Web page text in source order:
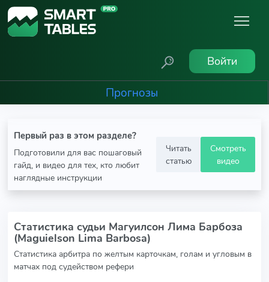
Войти
Прогнозы
Первый раз в этом разделе?
Подготовили для вас пошаговый
гайд, и видео для тех, кто любит
наглядные инструкции
Читать
статью
Смотреть
видео
Статистика судьи Магуилсон Лима Барбоза
(Maguielson Lima Barbosa)
Статистика арбитра по желтым карточкам, голам и угловым в
матчах под судейством рефери